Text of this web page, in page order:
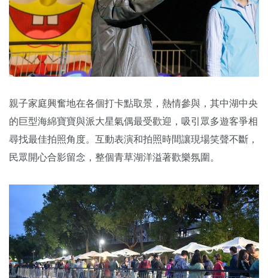
親子家庭興奮地在各個打卡點取景，熱情參與，其中湖中央
的巨型海綿寶寶與派大星氣偶最受歡迎，吸引眾多遊客爭相
尋找最佳拍照角度。互動表演和拍照時間讓現場笑聲不斷，
民眾開心合影留念，整個青草湖洋溢著歡樂氛圍。